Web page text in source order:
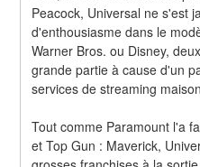
Peacock, Universal ne s'est
d'enthousiasme dans le
Warner Bros. ou Disney,
grande partie à cause d'un
services de streaming
Tout comme Paramount l'a
et Top Gun : Maverick,